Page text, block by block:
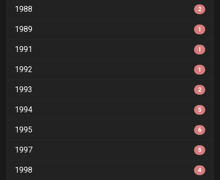
1988 2
1989 1
1991 1
1992 1
1993 2
1994 5
1995 6
1997 5
1998 4